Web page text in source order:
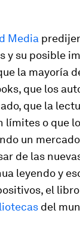
Media
y su posible
la mayoría
que los
que la
límites o que
un
de las
leyendo y
el
del